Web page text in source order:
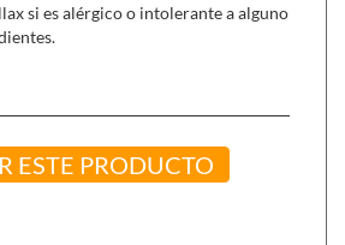
si es alérgico o intolerante a alguno
ESTE PRODUCTO